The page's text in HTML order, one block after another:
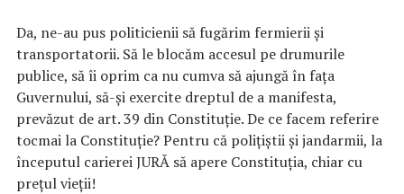
Da, ne-au pus politicienii să fugărim fermierii și
transportatorii. Să le blocăm accesul pe drumurile
publice, să îi oprim ca nu cumva să ajungă în fața
Guvernului, să-și exercite dreptul de a manifesta,
prevăzut de art. 39 din Constituție. De ce facem referire
tocmai la Constituție? Pentru că polițiștii și jandarmii, la
începutul carierei JURĂ să apere Constituția, chiar cu
prețul vieții!